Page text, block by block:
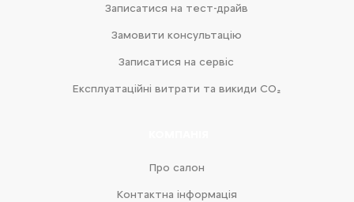
Записатися на тест-драйв
Замовити консультацію
Записатися на сервіс
Експлуатаційні витрати та викиди CO₂
Про салон
Контактна інформація